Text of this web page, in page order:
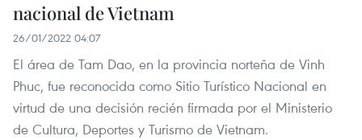
nacional de Vietnam
26/01/2022 04:07
El área de Tam Dao, en la provincia norteña de Vinh
Phuc, fue reconocida como Sitio Turístico Nacional en
virtud de una decisión recién firmada por el Ministerio
de Cultura, Deportes y Turismo de Vietnam.